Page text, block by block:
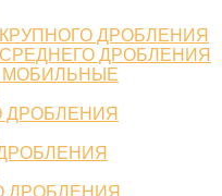
ДРОБЛЕНИЯ
ДРОБЛЕНИЯ
МОБИЛЬНЫЕ
ДРОБЛЕНИЯ